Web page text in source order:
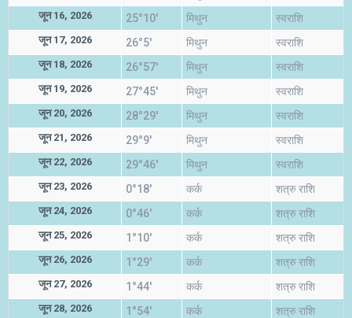
जून 16, 2026 25°10' मिथुन स्वराशि
जून 17, 2026 26°5' मिथुन स्वराशि
जून 18, 2026 26°57' मिथुन स्वराशि
जून 19, 2026 27°45' मिथुन स्वराशि
जून 20, 2026 28°29' मिथुन स्वराशि
जून 21, 2026 29°9' मिथुन स्वराशि
जून 22, 2026 29°46' मिथुन स्वराशि
जून 23, 2026 0°18' कर्क शत्रु राशि
जून 24, 2026 0°46' कर्क शत्रु राशि
जून 25, 2026 1°10' कर्क शत्रु राशि
जून 26, 2026 1°29' कर्क शत्रु राशि
जून 27, 2026 1°44' कर्क शत्रु राशि
जून 28, 2026 1°54' कर्क शत्रु राशि